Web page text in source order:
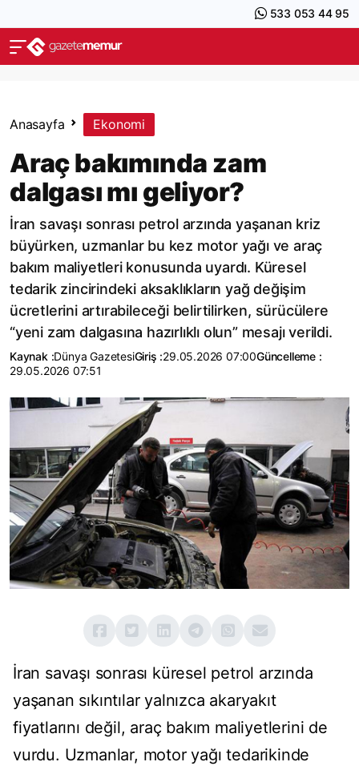
533 053 44 95
Anasayfa Ekonomi
Araç bakımında zam
dalgası mı geliyor?
İran savaşı sonrası petrol arzında yaşanan kriz
büyürken, uzmanlar bu kez motor yağı ve araç
bakım maliyetleri konusunda uyardı. Küresel
tedarik zincirindeki aksaklıkların yağ değişim
ücretlerini artırabileceği belirtilirken, sürücülere
“yeni zam dalgasına hazırlıklı olun” mesajı verildi.
Kaynak :Dünya GazetesiGiriş :29.05.2026 07:00Güncelleme :
29.05.2026 07:51
İran savaşı sonrası küresel petrol arzında
yaşanan sıkıntılar yalnızca akaryakıt
fiyatlarını değil, araç bakım maliyetlerini de
vurdu. Uzmanlar, motor yağı tedarikinde